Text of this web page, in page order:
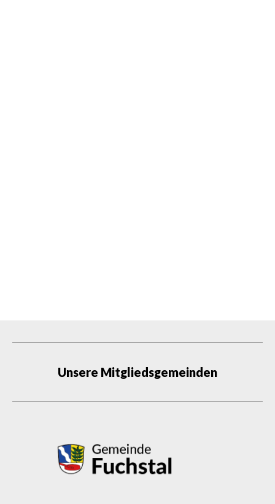
Unsere Mitgliedsgemeinden